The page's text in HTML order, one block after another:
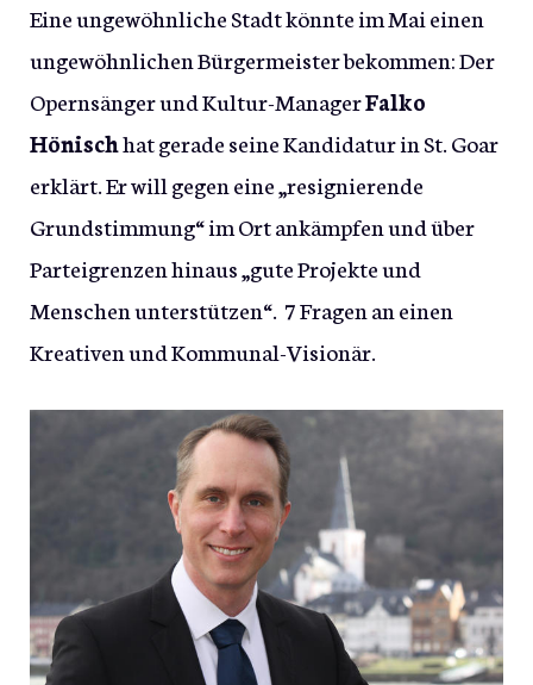
Eine ungewöhnliche Stadt könnte im Mai einen
ungewöhnlichen Bürgermeister bekommen: Der
Opernsänger und Kultur-ManagerFalko
Hönischhat gerade seine Kandidatur in St. Goar
erklärt. Er will gegen eine „resignierende
Grundstimmung“ im Ort ankämpfen und über
Parteigrenzen hinaus „gute Projekte und
Menschen unterstützen“. 7 Fragen an einen
Kreativen und Kommunal-Visionär.